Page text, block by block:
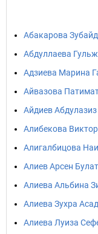
Абакарова
Абдуллаева
Адзиева Марина
Айвазова
Айдиев
Алибекова
Алигалбицова
Алиев Арсен
Алиева Альбина
Алиева Зухра
Алиева Луиза